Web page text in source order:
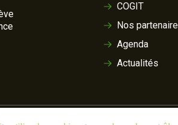
COGIT
Nos
Agenda
Actualités